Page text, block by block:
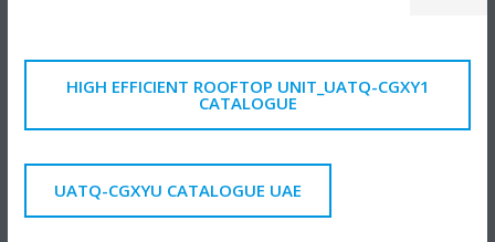
HIGH EFFICIENT ROOFTOP UNIT_UATQ-CGXY1
CATALOGUE
UATQ-CGXYU CATALOGUE UAE